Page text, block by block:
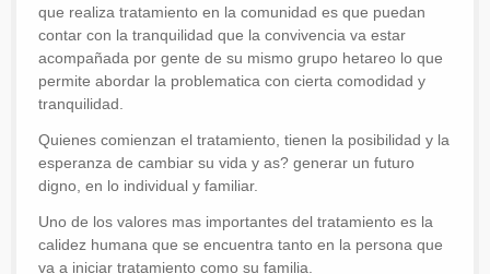
que realiza tratamiento en la comunidad es que puedan
contar con la tranquilidad que la convivencia va estar
acompañada por gente de su mismo grupo hetareo lo que
permite abordar la problematica con cierta comodidad y
tranquilidad.
Quienes comienzan el tratamiento, tienen la posibilidad y la
esperanza de cambiar su vida y as? generar un futuro
digno, en lo individual y familiar.
Uno de los valores mas importantes del tratamiento es la
calidez humana que se encuentra tanto en la persona que
va a iniciar tratamiento como su familia.